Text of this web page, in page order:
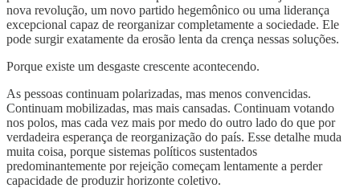
nova revolução, um novo partido hegemônico ou uma liderança
excepcional capaz de reorganizar completamente a sociedade. Ele
pode surgir exatamente da erosão lenta da crença nessas soluções.
Porque existe um desgaste crescente acontecendo.
As pessoas continuam polarizadas, mas menos convencidas.
Continuam mobilizadas, mas mais cansadas. Continuam votando
nos polos, mas cada vez mais por medo do outro lado do que por
verdadeira esperança de reorganização do país. Esse detalhe muda
muita coisa, porque sistemas políticos sustentados
predominantemente por rejeição começam lentamente a perder
capacidade de produzir horizonte coletivo.